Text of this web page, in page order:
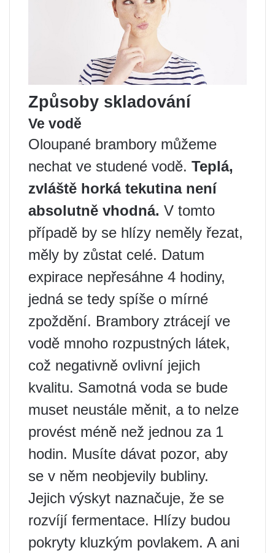
Způsoby skladování
Ve vodě
Oloupané brambory můžeme
nechat ve studené vodě. Teplá,
zvláště horká tekutina není
absolutně vhodná. V tomto
případě by se hlízy neměly řezat,
měly by zůstat celé. Datum
expirace nepřesáhne 4 hodiny,
jedná se tedy spíše o mírné
zpoždění. Brambory ztrácejí ve
vodě mnoho rozpustných látek,
což negativně ovlivní jejich
kvalitu. Samotná voda se bude
muset neustále měnit, a to nelze
provést méně než jednou za 1
hodin. Musíte dávat pozor, aby
se v něm neobjevily bubliny.
Jejich výskyt naznačuje, že se
rozvíjí fermentace. Hlízy budou
pokryty kluzkým povlakem. A ani